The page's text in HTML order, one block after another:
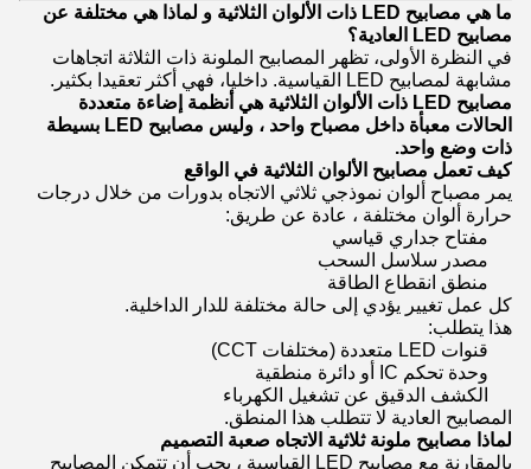
ما هي مصابيح LED ذات الألوان الثلاثية و لماذا هي مختلفة عن
مصابيح LED العادية؟
في النظرة الأولى، تظهر المصابيح الملونة ذات الثلاثة اتجاهات
مشابهة لمصابيح LED القياسية. داخليا، فهي أكثر تعقيدا بكثير.
مصابيح LED ذات الألوان الثلاثية هي أنظمة إضاءة متعددة
الحالات معبأة داخل مصباح واحد ، وليس مصابيح LED بسيطة
ذات وضع واحد.
كيف تعمل مصابيح الألوان الثلاثية في الواقع
يمر مصباح ألوان نموذجي ثلاثي الاتجاه بدورات من خلال درجات
حرارة ألوان مختلفة ، عادة عن طريق:
مفتاح جداري قياسي
مصدر سلاسل السحب
منطق انقطاع الطاقة
كل عمل تغيير يؤدي إلى حالة مختلفة للدار الداخلية.
هذا يتطلب:
قنوات LED متعددة (مختلفات CCT)
وحدة تحكم IC أو دائرة منطقية
الكشف الدقيق عن تشغيل الكهرباء
المصابيح العادية لا تتطلب هذا المنطق.
لماذا مصابيح ملونة ثلاثية الاتجاه صعبة التصميم
بالمقارنة مع مصابيح LED القياسية ، يجب أن تتمكن المصابيح